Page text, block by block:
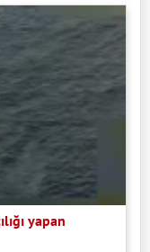
yapan